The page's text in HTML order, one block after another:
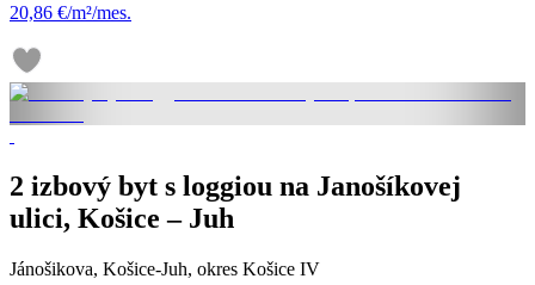
20,86 €/m²/mes.
2 izbový byt s loggiou na Janošíkovej
ulici, Košice – Juh
Jánošikova, Košice-Juh, okres Košice IV